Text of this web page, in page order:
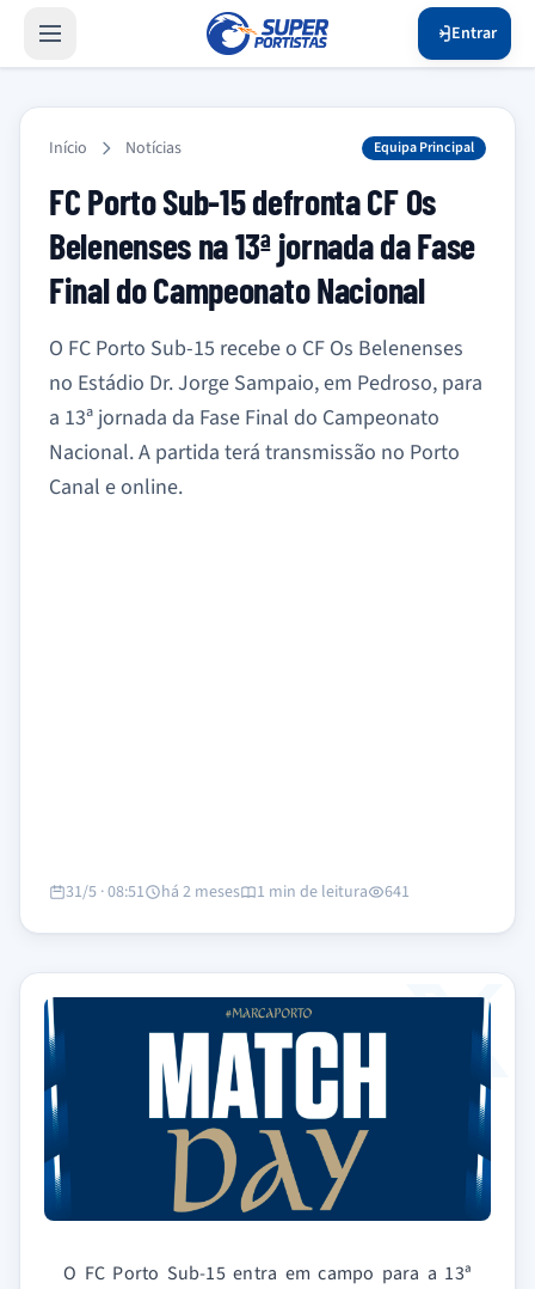
Entrar
Início Notícias Equipa Principal
FC Porto Sub-15 defronta CF Os
Belenenses na 13ª jornada da Fase
Final do Campeonato Nacional
O FC Porto Sub-15 recebe o CF Os Belenenses
no Estádio Dr. Jorge Sampaio, em Pedroso, para
a 13ª jornada da Fase Final do Campeonato
Nacional. A partida terá transmissão no Porto
Canal e online.
31/5 · 08:51 há 2 meses 1 min de leitura 641
O FC Porto Sub-15 entra em campo para a 13ª